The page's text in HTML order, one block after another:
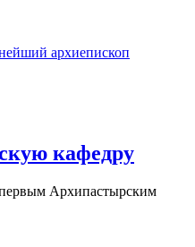
архиепископ
кафедру
Архипастырским